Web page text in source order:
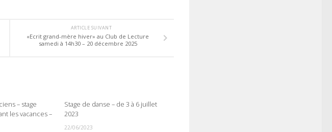
ARTICLE SUIVANT
«Ecrit grand-mère hiver» au Club de Lecture
samedi à 14h30 – 20 décembre 2025
– stage
les vacances –
Stage de danse – de 3 à 6 juillet
2023
22/06/2023